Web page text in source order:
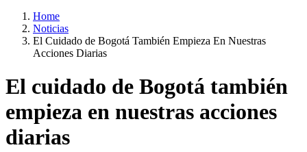
Home
Noticias
El Cuidado de Bogotá También Empieza En Nuestras
Acciones Diarias
El cuidado de Bogotá también
empieza en nuestras acciones
diarias